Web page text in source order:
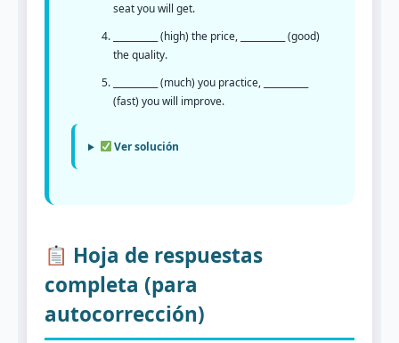
seat you will get.
__________ (high) the price, __________ (good)
the quality.
__________ (much) you practice, __________
(fast) you will improve.
Ver solución
Hoja de respuestas
completa (para
autocorrección)